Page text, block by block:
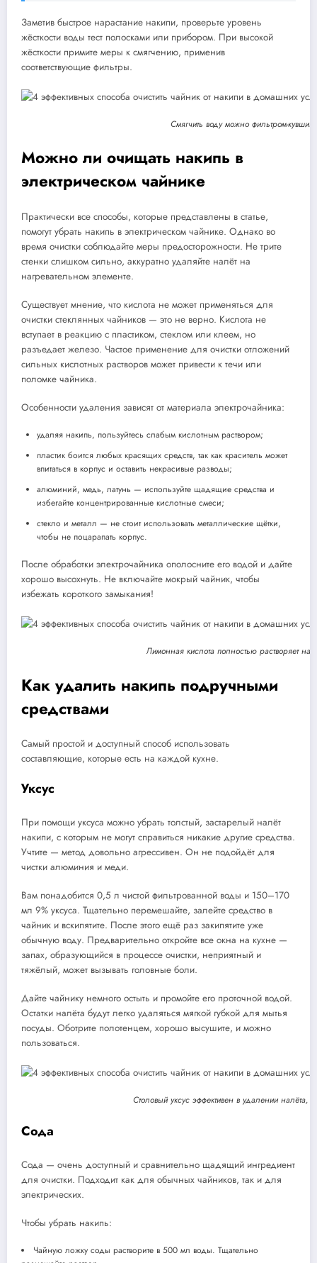
Заметив быстрое нарастание накипи, проверьте уровень
жёсткости воды тест полосками или прибором. При высокой
жёсткости примите меры к смягчению, применив
соответствующие фильтры.
Смягчить воду можно фильтром-
Можно ли очищать накипь в
электрическом чайнике
Практически все способы, которые представлены в статье,
помогут убрать накипь в электрическом чайнике. Однако во
время очистки соблюдайте меры предосторожности. Не трите
стенки слишком сильно, аккуратно удаляйте налёт на
нагревательном элементе.
Существует мнение, что кислота не может применяться для
очистки стеклянных чайников — это не верно. Кислота не
вступает в реакцию с пластиком, стеклом или клеем, но
разъедает железо. Частое применение для очистки отложений
сильных кислотных растворов может привести к течи или
поломке чайника.
Особенности удаления зависят от материала электрочайника:
удаляя накипь, пользуйтесь слабым кислотным раствором;
пластик боится любых красящих средств, так как краситель может
впитаться в корпус и оставить некрасивые разводы;
алюминий, медь, латунь — используйте щадящие средства и
избегайте концентрированные кислотные смеси;
стекло и металл — не стоит использовать металлические щётки,
чтобы не поцарапать корпус.
После обработки электрочайника ополосните его водой и дайте
хорошо высохнуть. Не включайте мокрый чайник, чтобы
избежать короткого замыкания!
Лимонная кислота полностью растворяет
Как удалить накипь подручными
средствами
Самый простой и доступный способ использовать
составляющие, которые есть на каждой кухне.
Уксус
При помощи уксуса можно убрать толстый, застарелый налёт
накипи, с которым не могут справиться никакие другие средства.
Учтите — метод довольно агрессивен. Он не подойдёт для
чистки алюминия и меди.
Вам понадобится 0,5 л чистой фильтрованной воды и 150–170
мл 9% уксуса. Тщательно перемешайте, залейте средство в
чайник и вскипятите. После этого ещё раз закипятите уже
обычную воду. Предварительно откройте все окна на кухне —
запах, образующийся в процессе очистки, неприятный и
тяжёлый, может вызывать головные боли.
Дайте чайнику немного остыть и промойте его проточной водой.
Остатки налёта будут легко удаляться мягкой губкой для мытья
посуды. Оботрите полотенцем, хорошо высушите, и можно
пользоваться.
Столовый уксус эффективен в удалении
Сода
Сода — очень доступный и сравнительно щадящий ингредиент
для очистки. Подходит как для обычных чайников, так и для
электрических.
Чтобы убрать накипь:
Чайную ложку соды растворите в 500 мл воды. Тщательно